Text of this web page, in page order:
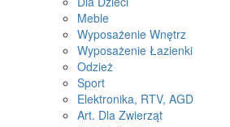
Meble
Wyposażenie Wnętrz
Wyposażenie Łazienki
Odzież
Sport
Elektronika, RTV, AGD
Art. Dla Zwierząt